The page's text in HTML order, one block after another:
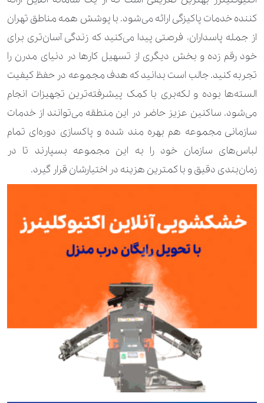
کننده خدمات پاکیزگی ارائه می‌شود. با پوشش همه مناطق تهران
از جمله پاسداران، فرصتی پیدا می‌کنید که زندگی آسان‌تری برای
خود رقم زده و بخش دیگری از تسهیل کارها در دنیای مدرن را
تجربه کنید. جالب است بدانید که هدف مجموعه در حفظ کیفیت
السته‌ها بوده و لکه‌بری با کمک پیشرفته‌ترین تجهیزات انجام
می‌شود. ساکنین عزیز حاضر در این منطقه می‌توانند از خدمات
سازمانی مجموعه هم بهره مند شده و پاکسازی دوره‌ای تمام
لباس‌های سازمان خود را به این مجموعه بسپارند تا در
زمان‌بندی دقیق و با کمترین هزینه در اختیارشان قرار گیرد.